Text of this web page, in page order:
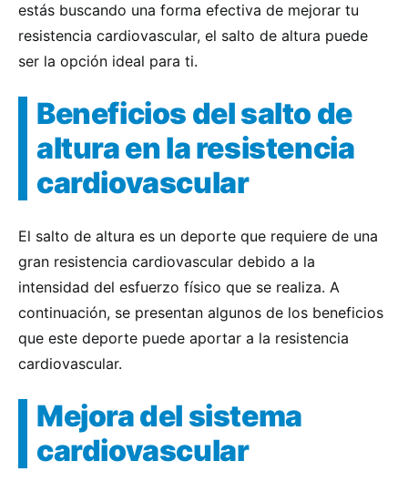
estás buscando una forma efectiva de mejorar tu
resistencia cardiovascular, el salto de altura puede
ser la opción ideal para ti.
Beneficios del salto de
altura en la resistencia
cardiovascular
El salto de altura es un deporte que requiere de una
gran resistencia cardiovascular debido a la
intensidad del esfuerzo físico que se realiza. A
continuación, se presentan algunos de los beneficios
que este deporte puede aportar a la resistencia
cardiovascular.
Mejora del sistema
cardiovascular